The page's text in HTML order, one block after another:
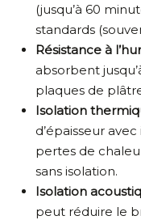
(jusqu’à 60
standards
Résistance à
absorbent
plaques de
Isolation
d’épaisseur
pertes de
sans isolation.
Isolation
peut réduire le